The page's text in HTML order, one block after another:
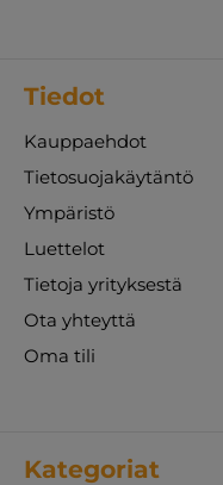
Tiedot
Kauppaehdot
Tietosuojakäytäntö
Ympäristö
Luettelot
Tietoja yrityksestä
Ota yhteyttä
Oma tili
Kategoriat